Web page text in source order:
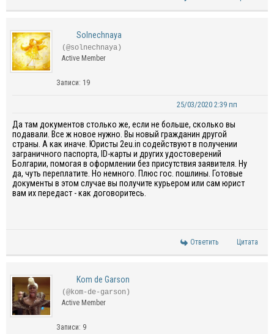
Solnechnaya
(@solnechnaya)
Active Member
Записи: 19
25/03/2020 2:39 пп
Да там документов столько же, если не больше, сколько вы
подавали. Все ж новое нужно. Вы новый гражданин другой
страны. А как иначе. Юристы 2eu.in содействуют в получении
заграничного паспорта, ID-карты и других удостоверений
Болгарии, помогая в оформлении без присутствия заявителя. Ну
да, чуть переплатите. Но немного. Плюс гос. пошлины. Готовые
документы в этом случае вы получите курьером или сам юрист
вам их передаст - как договоритесь.
Ответить Цитата
Kom de Garson
(@kom-de-garson)
Active Member
Записи: 9